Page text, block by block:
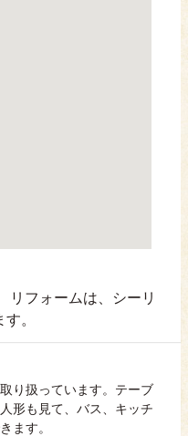
リフォームは、シーリ
。
り扱っています。テーブ
形も見て、バス、キッチ
ます。